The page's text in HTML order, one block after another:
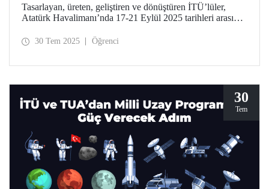
Tasarlayan, üreten, geliştiren ve dönüştüren İTÜ’lüler,
Atatürk Havalimanı’nda 17-21 Eylül 2025 tarihleri arasında
30 Tem 2025 Öğrenci
30
Tem